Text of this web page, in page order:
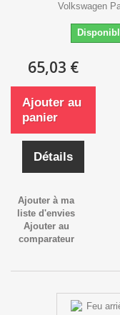
Volkswagen
65,03 €
Ajouter au
panier
Détails
Ajouter à ma
liste d'envies
Ajouter au
comparateur